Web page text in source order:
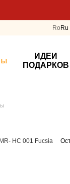
Ro Ru
ИДЕИ
ПОДАРКОВ
HC 001 Fucsia